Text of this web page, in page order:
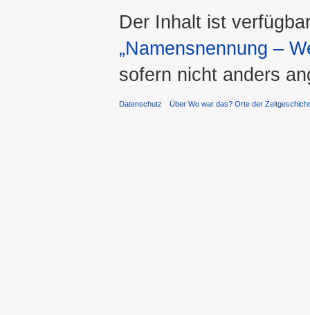
Der Inhalt ist
„Namensnennung –
sofern nicht anders
Datenschutz Über Wo war das? Orte der